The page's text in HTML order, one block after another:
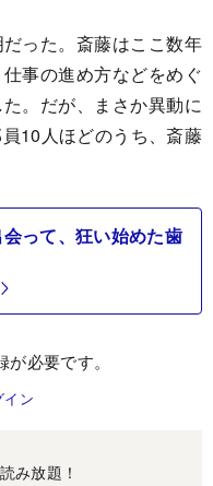
った。斎藤はここ数年
事の進め方などをめぐ
。だが、まさか異動に
10人ほどのうち、斎藤
って、狂い始めた歯
必要です。
イン
み放題！